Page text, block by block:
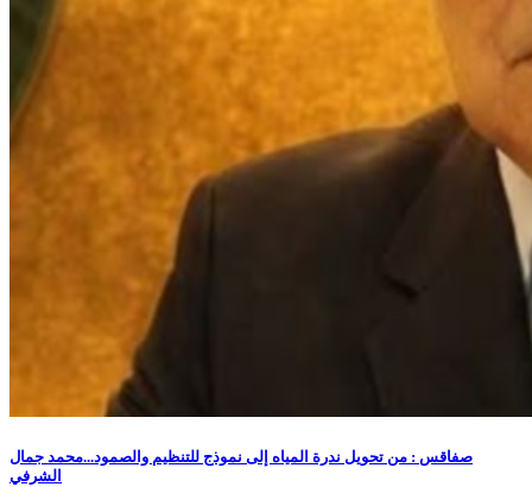
صفاقس : من تحويل ندرة المياه إلى نموذج للتنظيم والصمود...محمد جمال
الشرفي